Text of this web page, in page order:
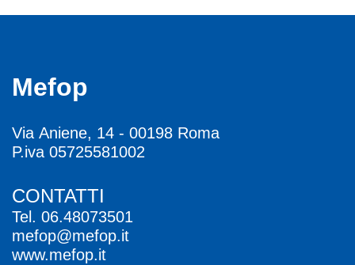
Mefop
Via Aniene, 14 - 00198 Roma
P.iva 05725581002
CONTATTI
Tel. 06.48073501
mefop@mefop.it
www.mefop.it